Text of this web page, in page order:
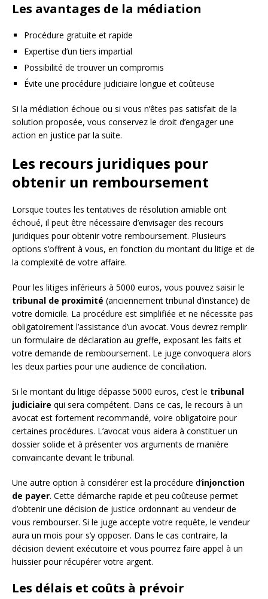
Les avantages de la médiation
Procédure gratuite et rapide
Expertise d’un tiers impartial
Possibilité de trouver un compromis
Évite une procédure judiciaire longue et coûteuse
Si la médiation échoue ou si vous n’êtes pas satisfait de la
solution proposée, vous conservez le droit d’engager une
action en justice par la suite.
Les recours juridiques pour
obtenir un remboursement
Lorsque toutes les tentatives de résolution amiable ont
échoué, il peut être nécessaire d’envisager des recours
juridiques pour obtenir votre remboursement. Plusieurs
options s’offrent à vous, en fonction du montant du litige et de
la complexité de votre affaire.
Pour les litiges inférieurs à 5000 euros, vous pouvez saisir le
tribunal de proximité (anciennement tribunal d’instance) de
votre domicile. La procédure est simplifiée et ne nécessite pas
obligatoirement l’assistance d’un avocat. Vous devrez remplir
un formulaire de déclaration au greffe, exposant les faits et
votre demande de remboursement. Le juge convoquera alors
les deux parties pour une audience de conciliation.
Si le montant du litige dépasse 5000 euros, c’est le tribunal
judiciaire qui sera compétent. Dans ce cas, le recours à un
avocat est fortement recommandé, voire obligatoire pour
certaines procédures. L’avocat vous aidera à constituer un
dossier solide et à présenter vos arguments de manière
convaincante devant le tribunal.
Une autre option à considérer est la procédure d’injonction
de payer. Cette démarche rapide et peu coûteuse permet
d’obtenir une décision de justice ordonnant au vendeur de
vous rembourser. Si le juge accepte votre requête, le vendeur
aura un mois pour s’y opposer. Dans le cas contraire, la
décision devient exécutoire et vous pourrez faire appel à un
huissier pour récupérer votre argent.
Les délais et coûts à prévoir